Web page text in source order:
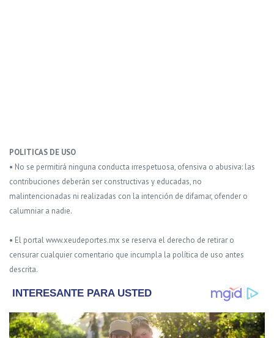
POLITICAS DE USO
• No se permitirá ninguna conducta irrespetuosa, ofensiva o abusiva: las
contribuciones deberán ser constructivas y educadas, no
malintencionadas ni realizadas con la intención de difamar, ofender o
calumniar a nadie.
• El portal www.xeudeportes.mx se reserva el derecho de retirar o
censurar cualquier comentario que incumpla la política de uso antes
descrita.